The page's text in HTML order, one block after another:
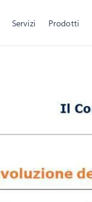
Servizi Prodotti